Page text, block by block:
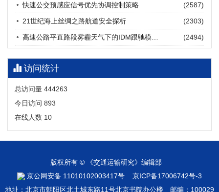
摘要 (20) HTML(18)
快速公交预感应信号优先协调控制策略 (2587)
21世纪海上丝绸之路航道安全探析 (2303)
(2494)
访问统计
总访问量 444263
今日访问 893
在线人数 10
版权所有 © 《交通运输研究》编辑部
京公网安备 11010102003417号
京ICP备17006742号-3
地址：北京市朝阳区北土城东路11号北京书院办公楼 邮编：100029